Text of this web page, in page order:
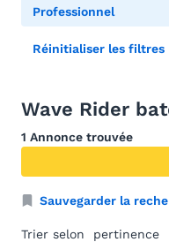
Professionnel
Réinitialiser les filtres
Wave Rider
1 Annonce trouvée
Sauvegarder la
Trier selon